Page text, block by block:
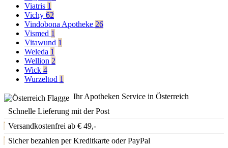
Viatris 1
Vichy 62
Vindobona Apotheke 26
Vismed 1
Vitawund 1
Weleda 1
Wellion 2
Wick 4
Wurzeltod 1
Ihr Apotheken Service in Österreich
Schnelle Lieferung mit der Post
Versandkostenfrei ab € 49,-
Sicher bezahlen per Kreditkarte oder PayPal